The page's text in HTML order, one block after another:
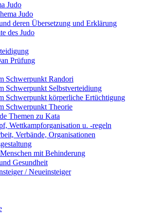
Judo
Judo
deren Übersetzung und Erklärung
des Judo
Prüfung
Schwerpunkt Randori
Schwerpunkt Selbstverteidiung
Schwerpunkt körperliche Ertüchtigung
Schwerpunkt Theorie
Themen zu Kata
Wettkampforganisation u. -regeln
Verbände, Organisationen
mit Behinderung
Gesundheit
/ Neueinsteiger